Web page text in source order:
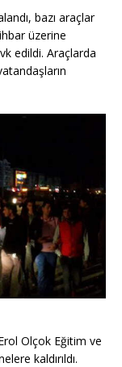
bazı araçlar
üzerine
edildi. Araçlarda
Olçok Eğitim ve
kaldırıldı.